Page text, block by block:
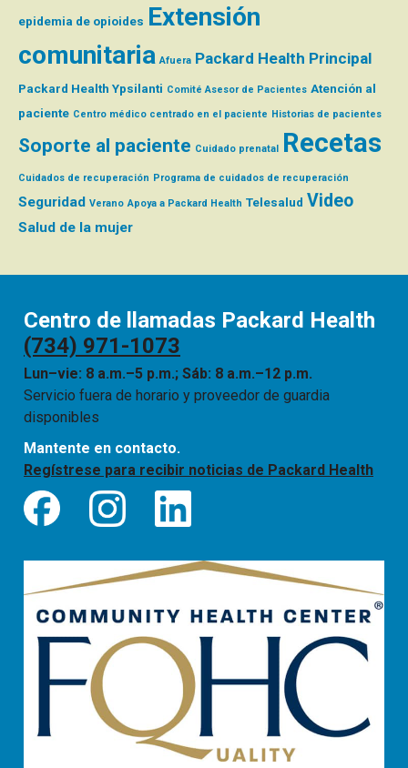
epidemia de opioides Extensión
comunitaria Afuera Packard Health Principal
Packard Health Ypsilanti Comité Asesor de Pacientes Atención al
paciente Centro médico centrado en el paciente Historias de pacientes
Soporte al paciente Cuidado prenatal Recetas
Cuidados de recuperación Programa de cuidados de recuperación
Seguridad Verano Apoya a Packard Health Telesalud Video
Salud de la mujer
Centro de llamadas Packard Health
(734) 971-1073
Lun–vie: 8 a.m.–5 p.m.; Sáb: 8 a.m.–12 p.m.
Servicio fuera de horario y proveedor de guardia
disponibles
Mantente en contacto.
Regístrese para recibir noticias de Packard Health